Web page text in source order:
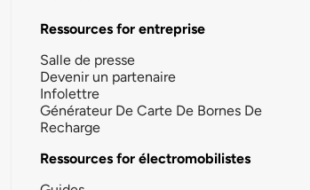
Ressources for entreprise
Salle de presse
Devenir un partenaire
Infolettre
Générateur De Carte De Bornes De
Recharge
Ressources for électromobilistes